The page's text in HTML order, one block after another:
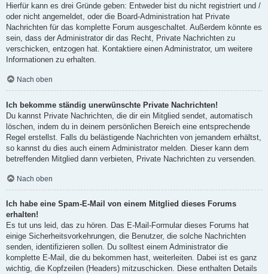
Hierfür kann es drei Gründe geben: Entweder bist du nicht registriert und /
oder nicht angemeldet, oder die Board-Administration hat Private
Nachrichten für das komplette Forum ausgeschaltet. Außerdem könnte es
sein, dass der Administrator dir das Recht, Private Nachrichten zu
verschicken, entzogen hat. Kontaktiere einen Administrator, um weitere
Informationen zu erhalten.
Nach oben
Ich bekomme ständig unerwünschte Private Nachrichten!
Du kannst Private Nachrichten, die dir ein Mitglied sendet, automatisch
löschen, indem du in deinem persönlichen Bereich eine entsprechende
Regel erstellst. Falls du belästigende Nachrichten von jemandem erhältst,
so kannst du dies auch einem Administrator melden. Dieser kann dem
betreffenden Mitglied dann verbieten, Private Nachrichten zu versenden.
Nach oben
Ich habe eine Spam-E-Mail von einem Mitglied dieses Forums
erhalten!
Es tut uns leid, das zu hören. Das E-Mail-Formular dieses Forums hat
einige Sicherheitsvorkehrungen, die Benutzer, die solche Nachrichten
senden, identifizieren sollen. Du solltest einem Administrator die
komplette E-Mail, die du bekommen hast, weiterleiten. Dabei ist es ganz
wichtig, die Kopfzeilen (Headers) mitzuschicken. Diese enthalten Details